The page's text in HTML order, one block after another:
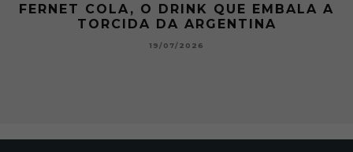
FERNET COLA, O DRINK QUE EMBALA A
TORCIDA DA ARGENTINA
19/07/2026